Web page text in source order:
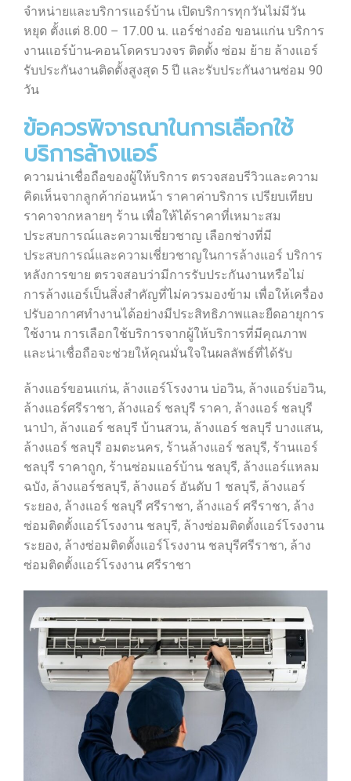
จำหน่ายและบริการแอร์บ้าน เปิดบริการทุกวันไม่มีวัน
หยุด ตั้งแต่ 8.00 – 17.00 น. แอร์ช่างอ๋อ ขอนแก่น บริการ
งานแอร์บ้าน-คอนโดครบวงจร ติดตั้ง ซ่อม ย้าย ล้างแอร์
รับประกันงานติดตั้งสูงสุด 5 ปี และรับประกันงานซ่อม 90
วัน
ข้อควรพิจารณาในการเลือกใช้
บริการล้างแอร์
ความน่าเชื่อถือของผู้ให้บริการ ตรวจสอบรีวิวและความ
คิดเห็นจากลูกค้าก่อนหน้า ราคาค่าบริการ เปรียบเทียบ
ราคาจากหลายๆ ร้าน เพื่อให้ได้ราคาที่เหมาะสม
ประสบการณ์และความเชี่ยวชาญ เลือกช่างที่มี
ประสบการณ์และความเชี่ยวชาญในการล้างแอร์ บริการ
หลังการขาย ตรวจสอบว่ามีการรับประกันงานหรือไม่
การล้างแอร์เป็นสิ่งสำคัญที่ไม่ควรมองข้าม เพื่อให้เครื่อง
ปรับอากาศทำงานได้อย่างมีประสิทธิภาพและยืดอายุการ
ใช้งาน การเลือกใช้บริการจากผู้ให้บริการที่มีคุณภาพ
และน่าเชื่อถือจะช่วยให้คุณมั่นใจในผลลัพธ์ที่ได้รับ
ล้างแอร์ขอนแก่น, ล้างแอร์โรงงาน บ่อวิน, ล้างแอร์บ่อวิน,
ล้างแอร์ศรีราชา, ล้างแอร์ ชลบุรี ราคา, ล้างแอร์ ชลบุรี
นาป่า, ล้างแอร์ ชลบุรี บ้านสวน, ล้างแอร์ ชลบุรี บางแสน,
ล้างแอร์ ชลบุรี อมตะนคร, ร้านล้างแอร์ ชลบุรี, ร้านแอร์
ชลบุรี ราคาถูก, ร้านซ่อมแอร์บ้าน ชลบุรี, ล้างแอร์แหลม
ฉบัง, ล้างแอร์ชลบุรี, ล้างแอร์ อันดับ 1 ชลบุรี, ล้างแอร์
ระยอง, ล้างแอร์ ชลบุรี ศรีราชา, ล้างแอร์ ศรีราชา, ล้าง
ซ่อมติดตั้งแอร์โรงงาน ชลบุรี, ล้างซ่อมติดตั้งแอร์โรงงาน
ระยอง, ล้างซ่อมติดตั้งแอร์โรงงาน ชลบุรีศรีราชา, ล้าง
ซ่อมติดตั้งแอร์โรงงาน ศรีราชา